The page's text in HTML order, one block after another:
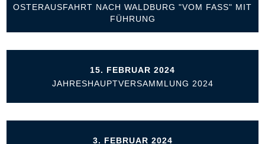
OSTERAUSFAHRT NACH WALDBURG "VOM FASS" MIT
FÜHRUNG
15. FEBRUAR 2024
JAHRESHAUPTVERSAMMLUNG 2024
3. FEBRUAR 2024